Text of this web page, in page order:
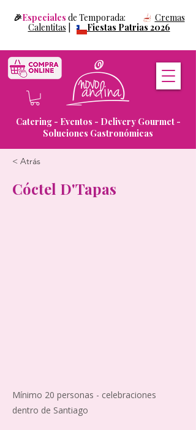
Catering - Eventos - Delivery Gourmet -
Soluciones Gastronómicas
🎉Especiales de Temporada: Cremas
Calentitas
Fiestas Patrias 2026
< Atrás
Cóctel D'Tapas
Mínimo 20 personas - celebraciones
dentro de Santiago